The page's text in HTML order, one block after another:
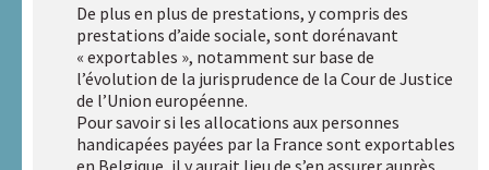
sites
internet
A.R.A.P.H.
De plus en plus de prestations, y compris des
prestations d’aide sociale, sont dorénavant
« exportables », notamment sur base de
l’évolution de la jurisprudence de la Cour de Justice
de l’Union européenne.
Pour savoir si les allocations aux personnes
handicapées payées par la France sont exportables
en Belgique, il y aurait lieu de s’en assurer auprès